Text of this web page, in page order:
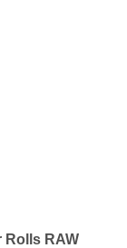
Rolls RAW